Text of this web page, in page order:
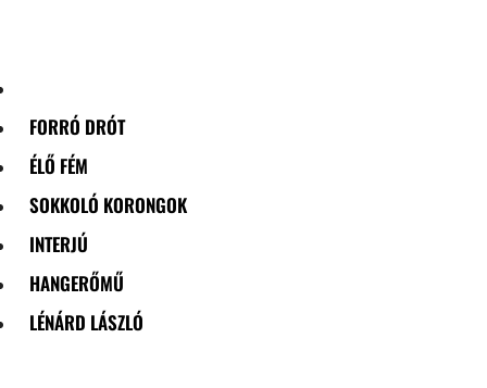
FORRÓ DRÓT
ÉLŐ FÉM
SOKKOLÓ KORONGOK
INTERJÚ
HANGERŐMŰ
LÉNÁRD LÁSZLÓ